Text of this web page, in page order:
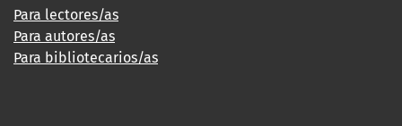
Para lectores/as
Para autores/as
Para bibliotecarios/as